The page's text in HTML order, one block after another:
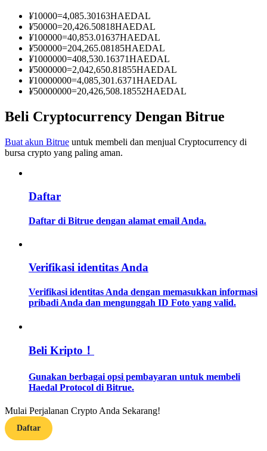
Informasi
Analisis data besar termasuk info perdagangan, dll.
Strategi perdagangan
Pelajari cara untuk tetap menghasilkan keuntungan
¥10000=4,085.30163HAEDAL
¥50000=20,426.50818HAEDAL
¥100000=40,853.01637HAEDAL
¥500000=204,265.08185HAEDAL
¥1000000=408,530.16371HAEDAL
¥5000000=2,042,650.81855HAEDAL
¥10000000=4,085,301.6371HAEDAL
¥50000000=20,426,508.18552HAEDAL
Beli Cryptocurrency Dengan Bitrue
Buat akun Bitrue untuk membeli dan menjual Cryptocurrency di
bursa crypto yang paling aman.
Daftar
Daftar di Bitrue dengan alamat email Anda.
Verifikasi identitas Anda
Verifikasi identitas Anda dengan memasukkan informasi
pribadi Anda dan mengunggah ID Foto yang valid.
Beli Kripto！
Gunakan berbagai opsi pembayaran untuk membeli
Haedal Protocol di Bitrue.
Mulai Perjalanan Crypto Anda Sekarang!
Daftar